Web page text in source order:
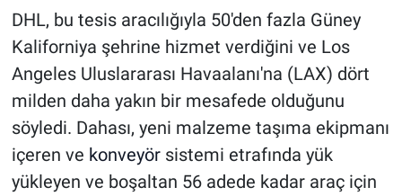
DHL, bu tesis aracılığıyla 50'den fazla Güney
Kaliforniya şehrine hizmet verdiğini ve Los
Angeles Uluslararası Havaalanı'na (LAX) dört
milden daha yakın bir mesafede olduğunu
söyledi. Dahası, yeni malzeme taşıma ekipmanı
içeren ve konveyörsistemi etrafında yük
yükleyen ve boşaltan 56 adede kadar araç için